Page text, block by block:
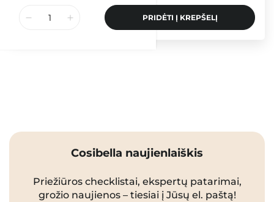
PRIDĖTI Į KREPŠELĮ
Cosibella naujienlaiškis
Priežiūros checklistai, ekspertų patarimai,
grožio naujienos – tiesiai į Jūsų el. paštą!